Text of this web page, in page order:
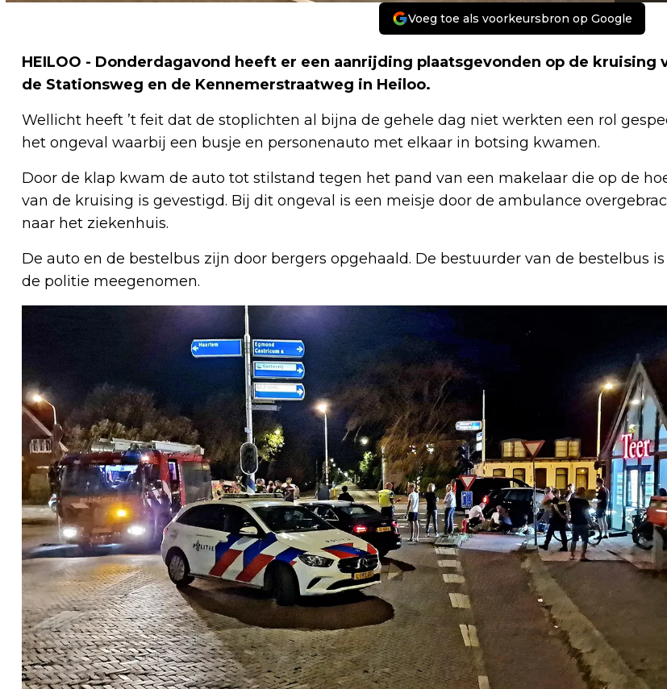
Voeg toe als voorkeursbron op Google
HEILOO - Donderdagavond heeft er een aanrijding plaatsgevonden op de kruising
de Stationsweg en de Kennemerstraatweg in Heiloo.
Wellicht heeft ’t feit dat de stoplichten al bijna de gehele dag niet werkten een rol
het ongeval waarbij een busje en personenauto met elkaar in botsing kwamen.
Door de klap kwam de auto tot stilstand tegen het pand van een makelaar die op de
van de kruising is gevestigd. Bij dit ongeval is een meisje door de ambulance
naar het ziekenhuis.
De auto en de bestelbus zijn door bergers opgehaald. De bestuurder van de bestelbus
de politie meegenomen.